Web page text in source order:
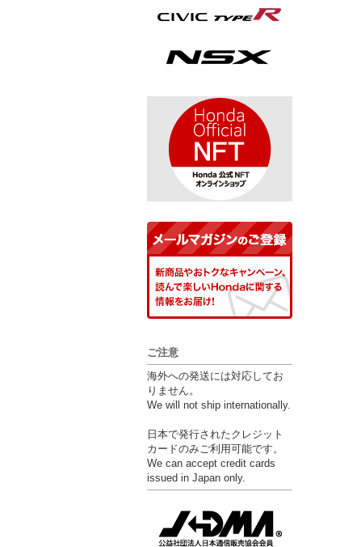
ご注意
海外への発送には対応してお
りません。
We will not ship internationally.
日本で発行されたクレジット
カードのみご利用可能です。
We can accept credit cards
issued in Japan only.